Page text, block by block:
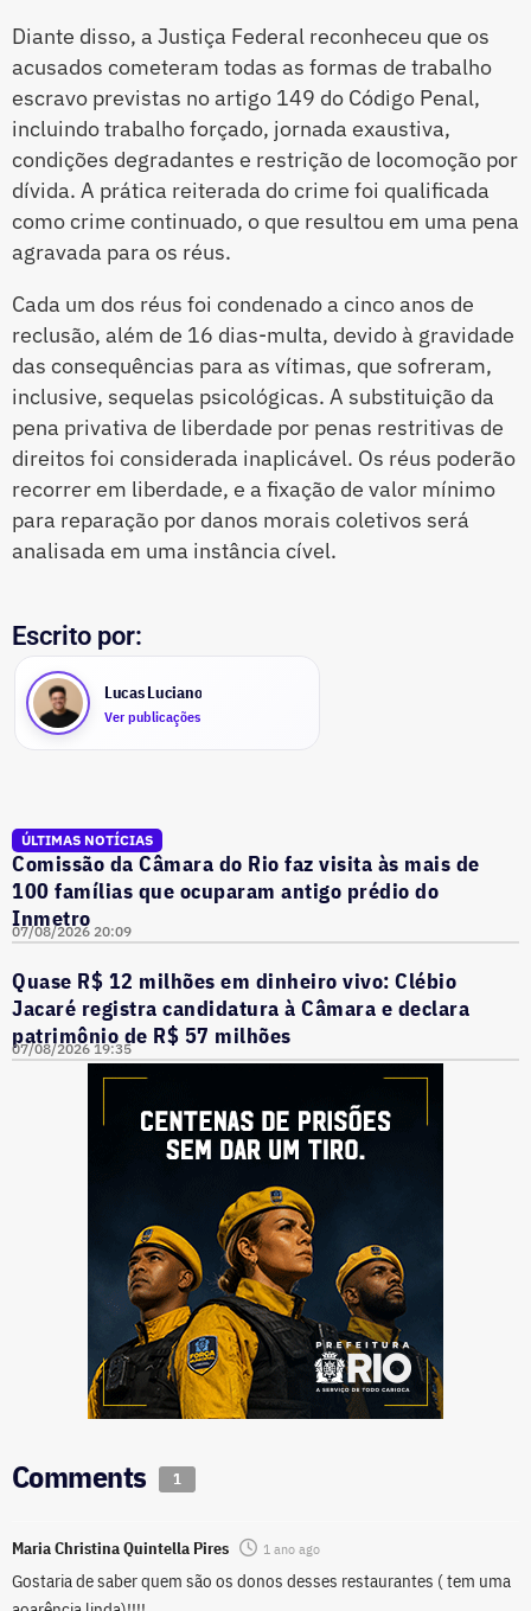
Diante disso, a Justiça Federal reconheceu que os
acusados cometeram todas as formas de trabalho
escravo previstas no artigo 149 do Código Penal,
incluindo trabalho forçado, jornada exaustiva,
condições degradantes e restrição de locomoção por
dívida. A prática reiterada do crime foi qualificada
como crime continuado, o que resultou em uma pena
agravada para os réus.
Cada um dos réus foi condenado a cinco anos de
reclusão, além de 16 dias-multa, devido à gravidade
das consequências para as vítimas, que sofreram,
inclusive, sequelas psicológicas. A substituição da
pena privativa de liberdade por penas restritivas de
direitos foi considerada inaplicável. Os réus poderão
recorrer em liberdade, e a fixação de valor mínimo
para reparação por danos morais coletivos será
analisada em uma instância cível.
Escrito por:
Lucas Luciano
Ver publicações
ÚLTIMAS NOTÍCIAS
Comissão da Câmara do Rio faz visita às mais de
100 famílias que ocuparam antigo prédio do
Inmetro
07/08/2026 20:09
Quase R$ 12 milhões em dinheiro vivo: Clébio
Jacaré registra candidatura à Câmara e declara
patrimônio de R$ 57 milhões
07/08/2026 19:35
Comments 1
Maria Christina Quintella Pires 1 ano ago
Gostaria de saber quem são os donos desses restaurantes ( tem uma